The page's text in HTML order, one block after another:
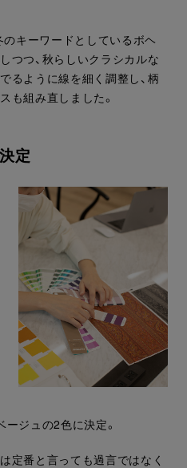
キーワードとしているボヘ
つつ、秋らしいクラシカルな
るように線を細く調整し、柄
も組み直しました。
定
ジュの2色に決定。
定番と言っても過言ではなく